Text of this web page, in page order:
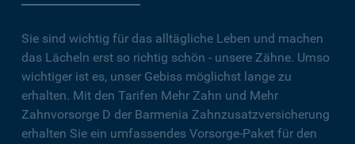
Sie sind wichtig für das alltägliche Leben und machen
das Lächeln erst so richtig schön - unsere Zähne. Umso
wichtiger ist es, unser Gebiss möglichst lange zu
erhalten. Mit den Tarifen Mehr Zahn und Mehr
Zahnvorsorge D der Barmenia Zahnzusatzversicherung
erhalten Sie ein umfassendes Vorsorge-Paket für den